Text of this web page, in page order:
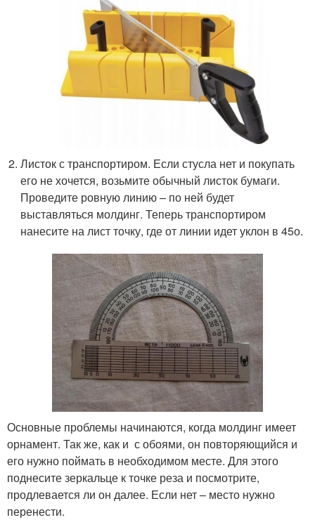
Листок с транспортиром. Если стусла нет и покупать
его не хочется, возьмите обычный листок бумаги.
Проведите ровную линию – по ней будет
выставляться молдинг. Теперь транспортиром
нанесите на лист точку, где от линии идет уклон в 45о.
Основные проблемы начинаются, когда молдинг имеет
орнамент. Так же, как и с обоями, он повторяющийся и
его нужно поймать в необходимом месте. Для этого
поднесите зеркальце к точке реза и посмотрите,
продлевается ли он далее. Если нет – место нужно
перенести.